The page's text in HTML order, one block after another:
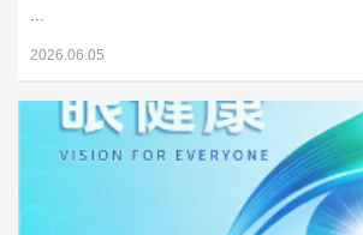
...
2026.06.05